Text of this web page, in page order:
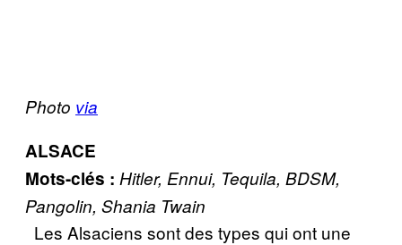
Photo via
ALSACE
Mots-clés : Hitler, Ennui, Tequila, BDSM,
Pangolin, Shania Twain
Les Alsaciens sont des types qui ont une